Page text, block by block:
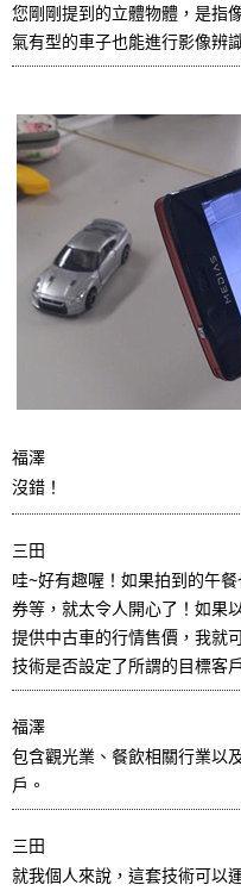
您剛剛提到的立體物體，是指
氣有型的車子也能進行影像辨
福澤
沒錯！
三田
哇~好有趣喔！如果拍到的午
券等，就太令人開心了！如果
提供中古車的行情售價，我就
技術是否設定了所謂的目標客戶
福澤
包含觀光業、餐飲相關行業以
戶。
三田
就我個人來說，這套技術可以